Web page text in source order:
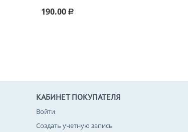
190.00 Р
КАБИНЕТ ПОКУПАТЕЛЯ
Войти
Создать учетную запись